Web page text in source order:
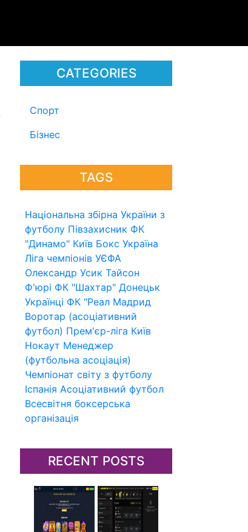
CATEGORIES
Спорт
Бізнес
TAGS
Національна збірна України з
футболу Півзахисник ФК
"Динамо" Київ Бокс Україна
Ліга чемпіонів УЄФА
Олександр Усик Тайсон
Ф'юрі ФК "Шахтар" Донецьк
Українці ФК "Реал Мадрид
Воротар (асоціативний
футбол) Прем'єр-ліга Київ
Нокаут Менеджер
(футбольна асоціація)
Чемпіонат світу з футболу
Іспанія Асоціативний футбол
Всесвітня боксерська
організація
RECENT POSTS